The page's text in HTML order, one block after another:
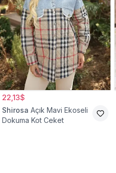
22,13$
Shirosa Açık Mavi Ekoseli
Dokuma Kot Ceket